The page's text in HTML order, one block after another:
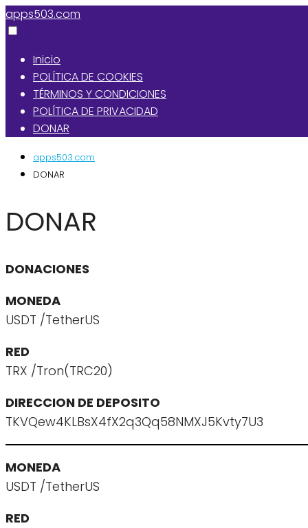
apps503.com
Inicio
POLÍTICA DE COOKIES
TÉRMINOS Y CONDICIONES
POLÍTICA DE PRIVACIDAD
DONAR
apps503.com
DONAR
DONAR
DONACIONES
MONEDA
USDT /TetherUS
RED
TRX /Tron(TRC20)
DIRECCION DE DEPOSITO
TKVQew4KLBsX4fX2q3Qq58NMXJ5Kvty7U3
MONEDA
USDT /TetherUS
RED